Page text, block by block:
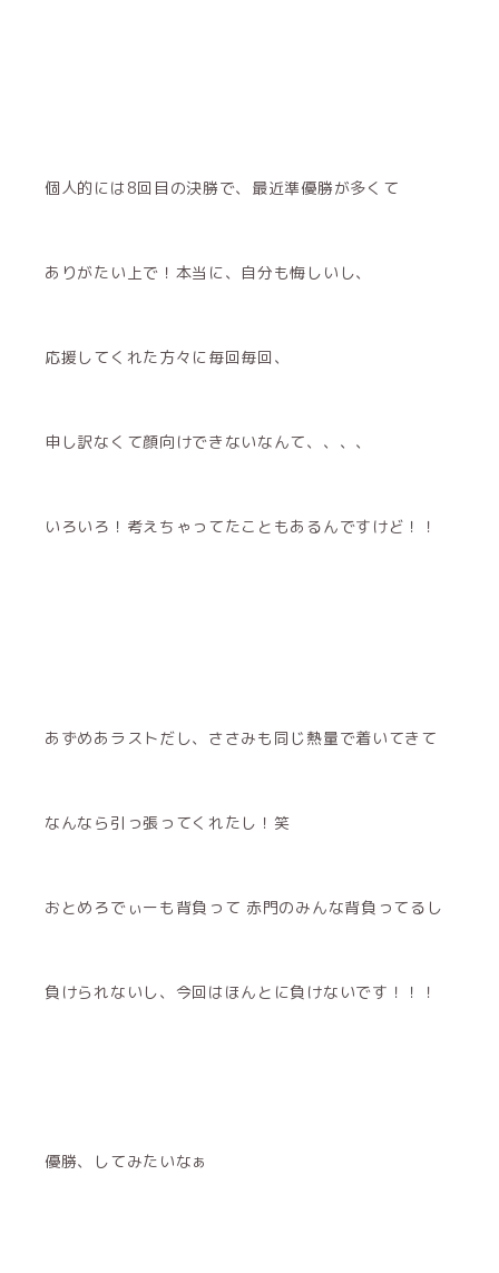
個人的には8回目の決勝で、最近準優勝が多くて
ありがたい上で！本当に、自分も悔しいし、
応援してくれた方々に毎回毎回、
申し訳なくて顔向けできないなんて、、、、
いろいろ！考えちゃってたこともあるんですけど！！
あずめあラストだし、ささみも同じ熱量で着いてきて
なんなら引っ張ってくれたし！笑
おとめろでぃーも背負って 赤門のみんな背負ってるし
負けられないし、今回はほんとに負けないです！！！
優勝、してみたいなぁ